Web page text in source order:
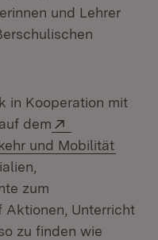
und Lehrer
in Kooperation mit
dem
und Mobilität
zum
Aktionen, Unterricht
zu finden wie